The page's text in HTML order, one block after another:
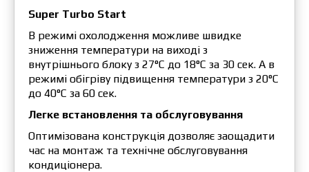
Super Turbo Start
В режимi охолодження можливе швидке
зниження температури на виходi з
внутрiшнього блоку з 27°С до 18°С за 30 сек. А в
режимi обiгрiву пiдвищення температури з 20°С
до 40°С за 60 сек.
Легке встановлення та обслуговування
Оптимізована конструкція дозволяє заощадити
час на монтаж та технічне обслуговування
кондиціонера.